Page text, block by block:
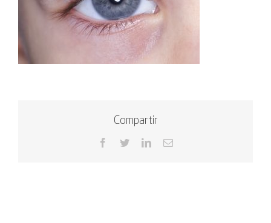
Compartir
Facebook
TwitterLinkedInCorreo